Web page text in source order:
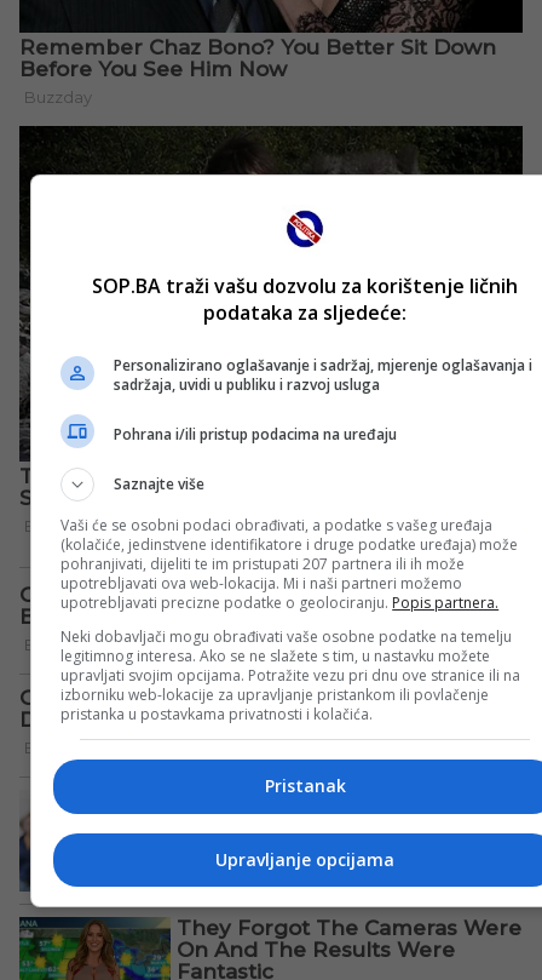
SOP.BA traži vašu dozvolu za korištenje ličnih
podataka za sljedeće:
Personalizirano oglašavanje i sadržaj, mjerenje oglašavanja i
sadržaja, uvidi u publiku i razvoj usluga
Pohrana i/ili pristup podacima na uređaju
Saznajte više
Vaši će se osobni podaci obrađivati, a podatke s vašeg uređaja
(kolačiće, jedinstvene identifikatore i druge podatke uređaja) može
pohranjivati, dijeliti te im pristupati 207 partnera ili ih može
upotrebljavati ova web-lokacija. Mi i naši partneri možemo
upotrebljavati precizne podatke o geolociranju. Popis partnera.
Neki dobavljači mogu obrađivati vaše osobne podatke na temelju
legitimnog interesa. Ako se ne slažete s tim, u nastavku možete
upravljati svojim opcijama. Potražite vezu pri dnu ove stranice ili na
izborniku web-lokacije za upravljanje pristankom ili povlačenje
pristanka u postavkama privatnosti i kolačića.
Pristanak
Upravljanje opcijama